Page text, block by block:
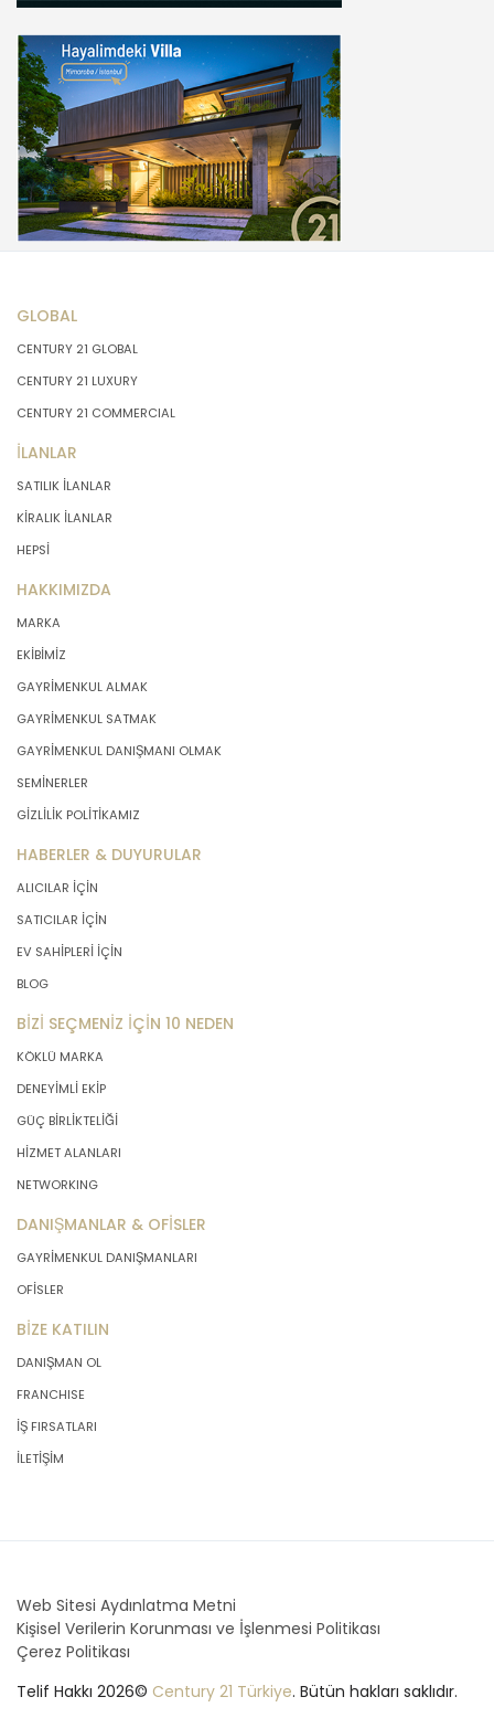
GLOBAL
CENTURY 21 GLOBAL
CENTURY 21 LUXURY
CENTURY 21 COMMERCIAL
İLANLAR
SATILIK İLANLAR
KİRALIK İLANLAR
HEPSİ
HAKKIMIZDA
MARKA
EKİBİMİZ
GAYRİMENKUL ALMAK
GAYRİMENKUL SATMAK
GAYRİMENKUL DANIŞMANI OLMAK
SEMİNERLER
GİZLİLİK POLİTİKAMIZ
HABERLER & DUYURULAR
ALICILAR İÇİN
SATICILAR İÇİN
EV SAHİPLERİ İÇİN
BLOG
BİZİ SEÇMENİZ İÇİN 10 NEDEN
KÖKLÜ MARKA
DENEYİMLİ EKİP
GÜÇ BİRLİKTELİĞİ
HİZMET ALANLARI
NETWORKING
DANIŞMANLAR & OFİSLER
GAYRİMENKUL DANIŞMANLARI
OFİSLER
BİZE KATILIN
DANIŞMAN OL
FRANCHISE
İŞ FIRSATLARI
İLETİŞİM
Web Sitesi Aydınlatma Metni
Kişisel Verilerin Korunması ve İşlenmesi Politikası
Çerez Politikası
Telif Hakkı 2026© Century 21 Türkiye. Bütün hakları saklıdır.